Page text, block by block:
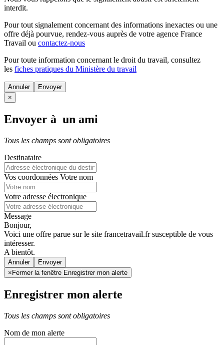
interdit.
Pour tout signalement concernant des informations inexactes ou une
offre déjà pourvue, rendez-vous auprès de votre agence France
Travail ou contactez-nous
Pour toute information concernant le droit du travail, consultez
les fiches pratiques du Ministère du travail
Annuler
×
Envoyer à un ami
Tous les champs sont obligatoires
Destinataire
Vos coordonnées Votre nom
Votre adresse électronique
Message
Bonjour,
Voici une offre parue sur le site francetravail.fr susceptible de vous
intéresser.
A bientôt.
Annuler
× Fermer la fenêtre Enregistrer mon alerte
Enregistrer mon alerte
Tous les champs sont obligatoires
Nom de mon alerte